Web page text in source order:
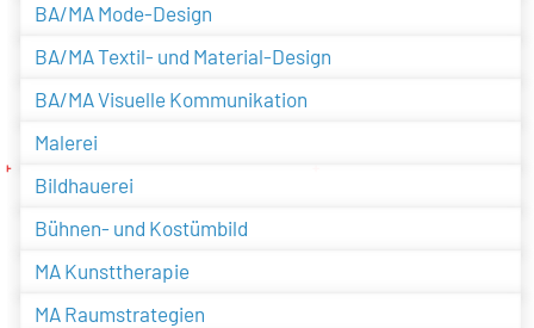
BA/MA Mode-Design
BA/MA Textil- und Material-Design
BA/MA Visuelle Kommunikation
Malerei
Bildhauerei
Bühnen- und Kostümbild
MA Kunsttherapie
MA Raumstrategien